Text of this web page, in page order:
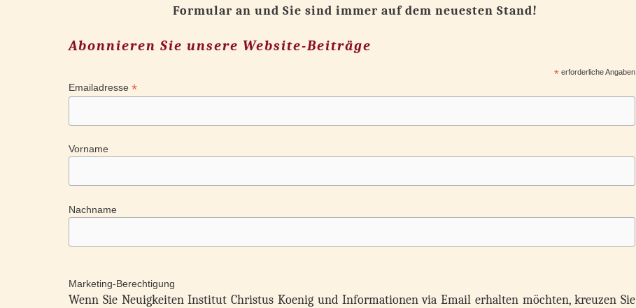
Formular an und Sie sind immer auf dem neuesten Stand!
Abonnieren Sie unsere Website-Beiträge
* erforderliche Angaben
Emailadresse*
Vorname
Nachname
Marketing-Berechtigung
Wenn Sie Neuigkeiten Institut Christus Koenig und Informationen via Email erhalten möchten, kreuzen Sie